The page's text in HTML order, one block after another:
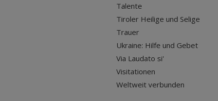
Talente
Tiroler Heilige und Selige
Trauer
Ukraine: Hilfe und Gebet
Via Laudato si'
Visitationen
Weltweit verbunden